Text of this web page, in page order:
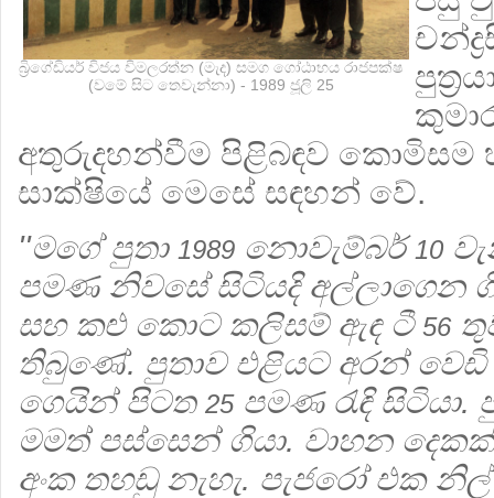
බ්‍රිගේඩියර් විජය විමලරත්න (මැද) සමග ගෝඨාභය රාජපක්ෂ
(වමේ සිට තෙවැන්නා) - 1989 ජූලි 25
අතුරුදහන්වීම පිළිබඳව කොමිසම
සාක්ෂියේ මෙසේ සඳහන් වේ.
''මගේ පුතා 1989 නොවැම්බර්10
පමණ නිවසේ සිටියදි අල්ලාගෙන
සහ කළු කොට කලිසම් ඇඳ ටී 56
තිබුණේ. පුතාව එළියට අරන් වෙඩි
ගෙයින් පිටත 25පමණ රැඳි
මමත් පස්සෙන් ගියා. වාහන
අංක තහඩු නැහැ. පැජරෝ එක